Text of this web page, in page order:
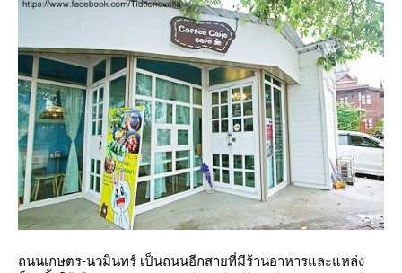
ถนนเกษตร-นวมินทร์ เป็นถนนอีกสายที่มีร้านอาหารและแหล่ง